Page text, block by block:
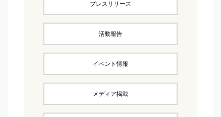
プレスリリース
活動報告
イベント情報
メディア掲載